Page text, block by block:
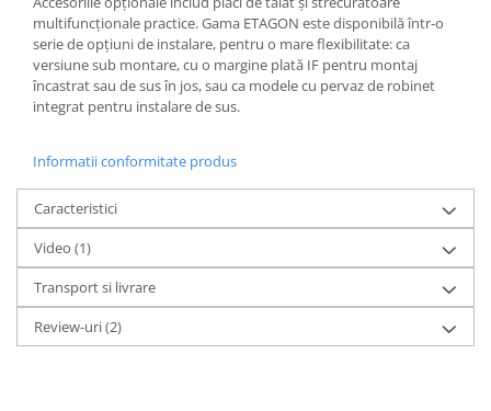
multifuncționale practice. Gama ETAGON este disponibilă într-o
serie de opțiuni de instalare, pentru o mare flexibilitate: ca
versiune sub montare, cu o margine plată IF pentru montaj
încastrat sau de sus în jos, sau ca modele cu pervaz de robinet
integrat pentru instalare de sus.
Informatii conformitate produs
Caracteristici
Video (1)
Transport si livrare
Review-uri(2)